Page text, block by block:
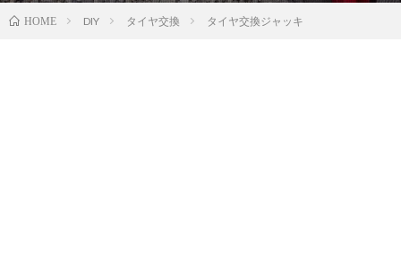
HOME DIY タイヤ交換 タイヤ交換ジャッキ